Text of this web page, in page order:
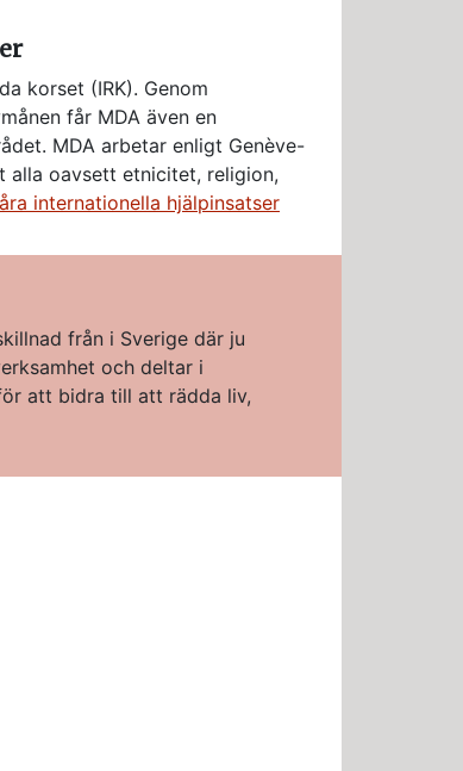
korset (IRK). Genom
får MDA även en
MDA arbetar enligt Genève-
alla oavsett etnicitet, religion,
internationella hjälpinsatser
från i Sverige där ju
och deltar i
att bidra till att rädda liv,